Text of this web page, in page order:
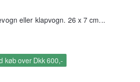
eller klapvogn. 26 x 7 cm...
køb over Dkk 600,-